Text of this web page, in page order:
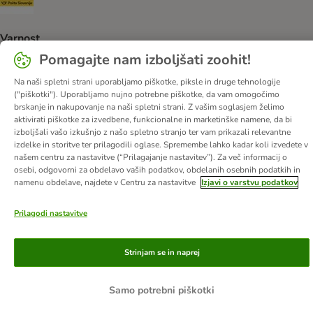
Varnost
Security
O nas Kariera Več o podjetju
Impresum
Pogoji poslovanja
Kliknite tukaj za odstop od pogodbe
Odpadki in predpisi glede varovanja okolja
Kontakt
Stroški pošiljanja in čas dostave
Načini plačila
Zasebnost
Pomagajte nam izboljšati zoohit!
Na naši spletni strani uporabljamo piškotke, piksle in druge tehnologije
("piškotki"). Uporabljamo nujno potrebne piškotke, da vam omogočimo
brskanje in nakupovanje na naši spletni strani. Z vašim soglasjem želimo
aktivirati piškotke za izvedbene, funkcionalne in marketinške namene, da bi
izboljšali vašo izkušnjo z našo spletno stranjo ter vam prikazali relevantne
izdelke in storitve ter prilagodili oglase. Spremembe lahko kadar koli izvedete v
našem centru za nastavitve (“Prilagajanje nastavitev”). Za več informacij o
osebi, odgovorni za obdelavo vaših podatkov, obdelanih osebnih podatkih in
namenu obdelave, najdete v Centru za nastavitve Izjavi o varstvu podatkov
Prilagodi nastavitve
Samo potrebni piškotki
Strinjam se in naprej